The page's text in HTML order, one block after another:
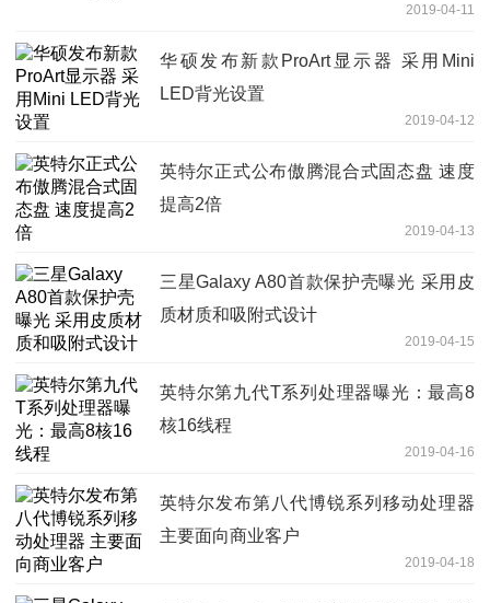
2019-04-11
华硕发布新款ProArt显示器 采用Mini
LED背光设置
2019-04-12
英特尔正式公布傲腾混合式固态盘 速度
提高2倍
2019-04-13
三星Galaxy A80首款保护壳曝光 采用皮
质材质和吸附式设计
2019-04-15
英特尔第九代T系列处理器曝光：最高8
核16线程
2019-04-16
英特尔发布第八代博锐系列移动处理器
主要面向商业客户
2019-04-18